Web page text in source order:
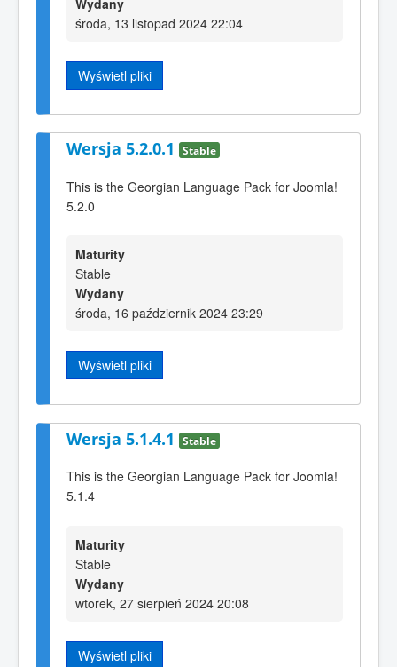
środa, 13 listopad 2024 22:04
Wyświetl pliki
Wersja 5.2.0.1 Stable
This is the Georgian Language Pack for Joomla!
5.2.0
Maturity
Stable
Wydany
środa, 16 październik 2024 23:29
Wyświetl pliki
Wersja 5.1.4.1 Stable
This is the Georgian Language Pack for Joomla!
5.1.4
Maturity
Stable
Wydany
wtorek, 27 sierpień 2024 20:08
Wyświetl pliki